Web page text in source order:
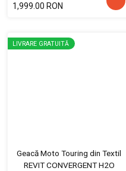
1,999.00 RON
LIVRARE GRATUITĂ
Geacă Moto Touring din Textil
REVIT CONVERGENT H2O